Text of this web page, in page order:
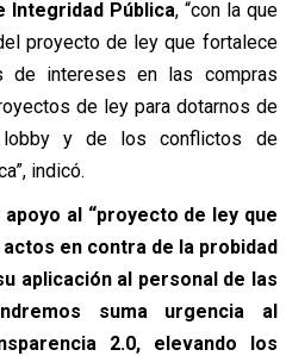
Integridad Pública, “con la que
proyecto de ley que fortalece
de intereses en las compras
de ley para dotarnos de
lobby y de los conflictos de
indicó.
apoyo al “proyecto de ley que
en contra de la probidad
aplicación al personal de las
suma urgencia al
2.0, elevando los